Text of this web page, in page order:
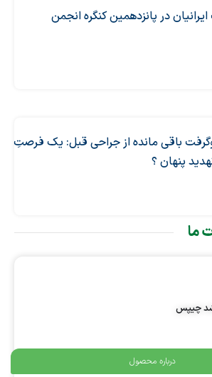
در پانزدهمین کنگره انجمن
باقی مانده از جراحی قبل: یک فرصتِ
پنهان ؟
ما
چیپس
درباره محصول